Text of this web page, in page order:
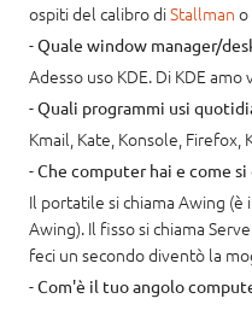
ospiti del calibro diStallman o
-Quale window manager/
Adesso uso KDE. Di KDE
-Quali programmi usi
Kmail, Kate, Konsole, Firefox,
-Che computer hai e come si
Il portatile si chiama Awing (è
Awing). Il fisso si chiama
feci un secondo diventò la
-Com'è il tuo angolo